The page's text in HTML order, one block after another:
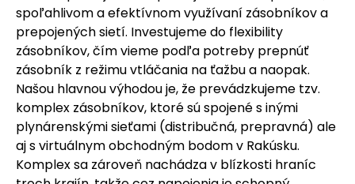
spoľahlivom a efektívnom využívaní zásobníkov a
prepojených sietí. Investujeme do flexibility
zásobníkov, čím vieme podľa potreby prepnúť
zásobník z režimu vtláčania na ťažbu a naopak.
Našou hlavnou výhodou je, že prevádzkujeme tzv.
komplex zásobníkov, ktoré sú spojené s inými
plynárenskými sieťami (distribučná, prepravná) ale
aj s virtuálnym obchodným bodom v Rakúsku.
Komplex sa zároveň nachádza v blízkosti hraníc